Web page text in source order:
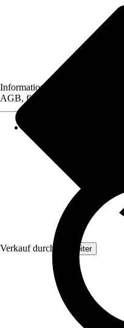
Verkauf durch: Topleiter
Informationen des Verkäufers,
AGB, finden Sie bei Klick auf